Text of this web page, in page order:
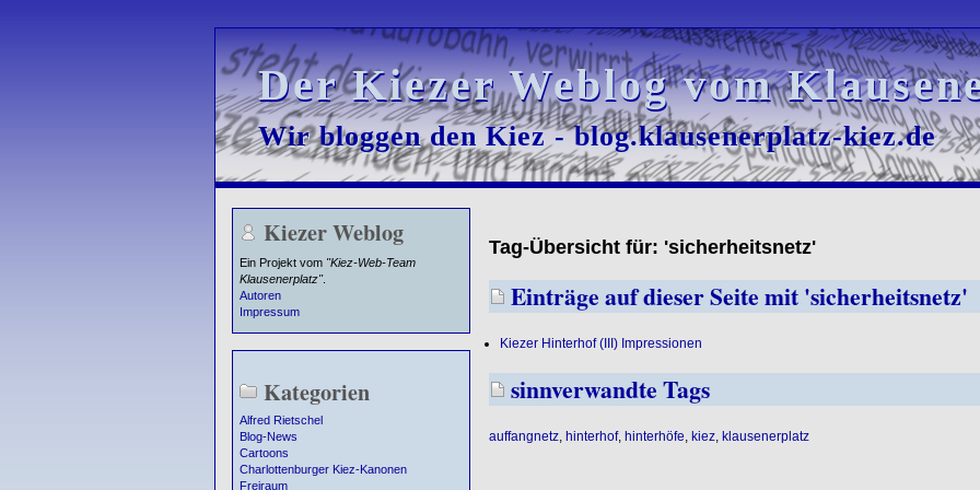
Der Kiezer Weblog vom
Der Kiezer Weblog vom
Wir bloggen den Kiez - blog.klausenerplatz-kiez.de
Wir bloggen den Kiez - blog.klausenerplatz-kiez.de
Kiezer Weblog
Ein Projekt vom "Kiez-Web-Team
Klausenerplatz".
Autoren
Impressum
Kategorien
Alfred Rietschel
Blog-News
Cartoons
Charlottenburger Kiez-Kanonen
Freiraum
Tag-Übersicht für: 'sicherheitsnetz'
Einträge auf dieser Seite mit 'sicherheitsnetz'
Kiezer Hinterhof (III) Impressionen
sinnverwandte Tags
auffangnetz, hinterhof, hinterhöfe kiez, klausenerplatz